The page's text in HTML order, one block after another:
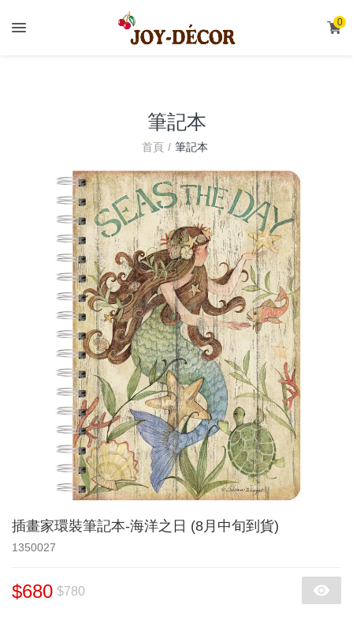
0
筆記本
首頁 筆記本
插畫家環裝筆記本-海洋之日 (8月中旬到貨)
1350027
$680 $780